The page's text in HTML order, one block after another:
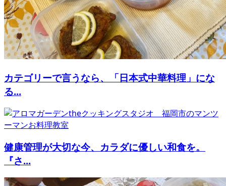
カテゴリーで言うなら、「日本式中華料理」にな
る...
健康管理が大切な今、カラダに優しい和食を。
『さ...